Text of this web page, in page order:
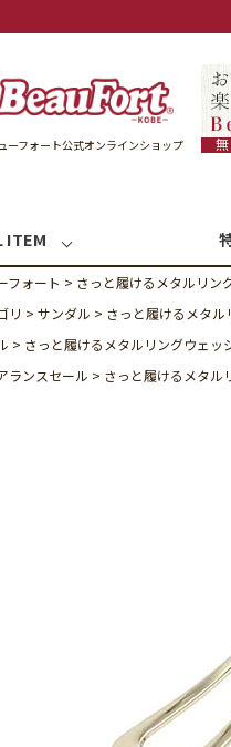
ーフォート公式オンラインショップ
ITEM
フォート
さっと履けるメタルリン
リ サンダル
さっと履けるメタ
さっと履けるメタルリングウェッ
ランスセール さっと履けるメタル